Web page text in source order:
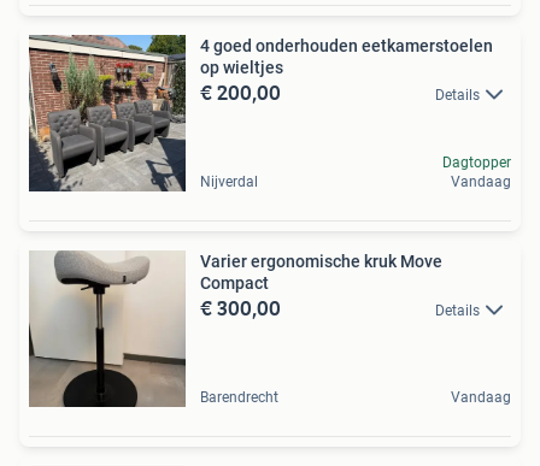
4 goed onderhouden eetkamerstoelen
op wieltjes
€ 200,00 Details
Nijverdal
Dagtopper
Vandaag
Varier ergonomische kruk Move
Compact
€ 300,00 Details
Barendrecht Vandaag